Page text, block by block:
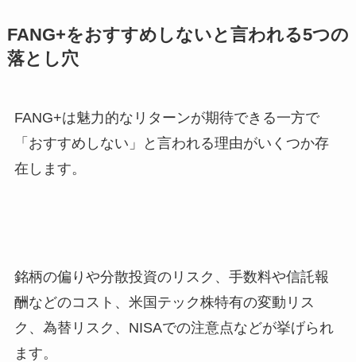
FANG+をおすすめしないと言われる5つの
落とし穴
FANG+は魅力的なリターンが期待できる一方で
「おすすめしない」と言われる理由がいくつか存
在します。
銘柄の偏りや分散投資のリスク、手数料や信託報
酬などのコスト、米国テック株特有の変動リス
ク、為替リスク、NISAでの注意点などが挙げられ
ます。